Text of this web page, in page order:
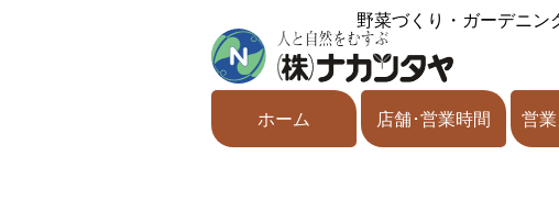
野菜づくり・ガーデニン
ホーム 店舗･営業時間 営